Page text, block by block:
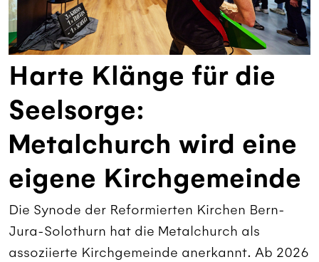
Harte Klänge für die
Seelsorge:
Metalchurch wird eine
eigene Kirchgemeinde
Die Synode der Reformierten Kirchen Bern-
Jura-Solothurn hat die Metalchurch als
assoziierte Kirchgemeinde anerkannt. Ab 2026